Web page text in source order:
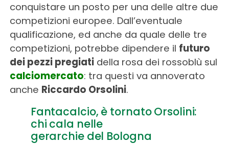
conquistare un posto per una delle altre due
competizioni europee. Dall’eventuale
qualificazione, ed anche da quale delle tre
competizioni, potrebbe dipendere il futuro
dei pezzi pregiatidella rosa dei rossoblù sul
calciomercato: tra questi va annoverato
anche Riccardo Orsolini.
Fantacalcio, è tornato Orsolini:
chi cala nelle
gerarchie del Bologna